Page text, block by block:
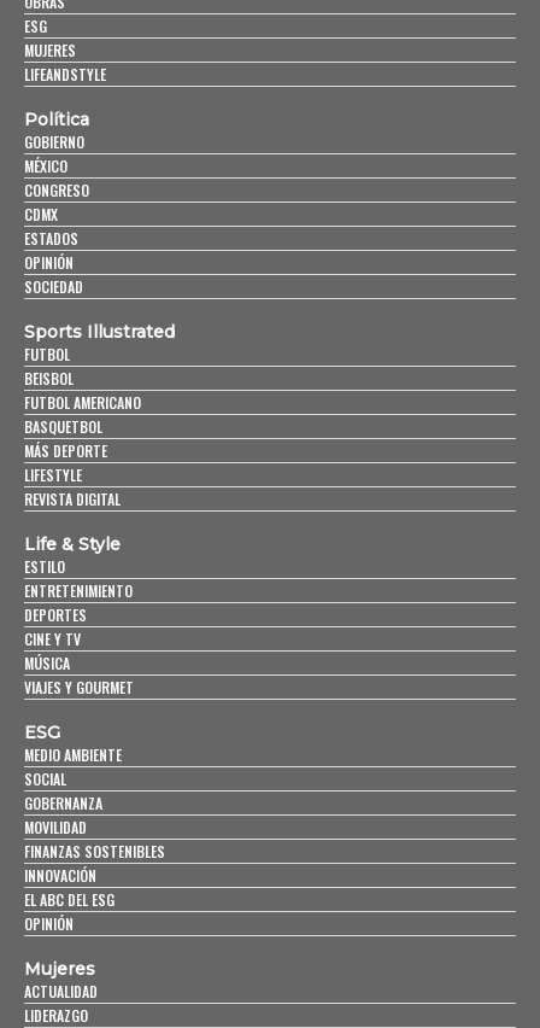
ESG
MUJERES
LIFEANDSTYLE
Política
GOBIERNO
MÉXICO
CONGRESO
CDMX
ESTADOS
OPINIÓN
SOCIEDAD
Sports Illustrated
FUTBOL
BEISBOL
FUTBOL AMERICANO
BASQUETBOL
MÁS DEPORTE
LIFESTYLE
REVISTA DIGITAL
Life & Style
ESTILO
ENTRETENIMIENTO
DEPORTES
CINE Y TV
MÚSICA
VIAJES Y GOURMET
ESG
MEDIO AMBIENTE
SOCIAL
GOBERNANZA
MOVILIDAD
FINANZAS SOSTENIBLES
INNOVACIÓN
EL ABC DEL ESG
OPINIÓN
Mujeres
ACTUALIDAD
LIDERAZGO